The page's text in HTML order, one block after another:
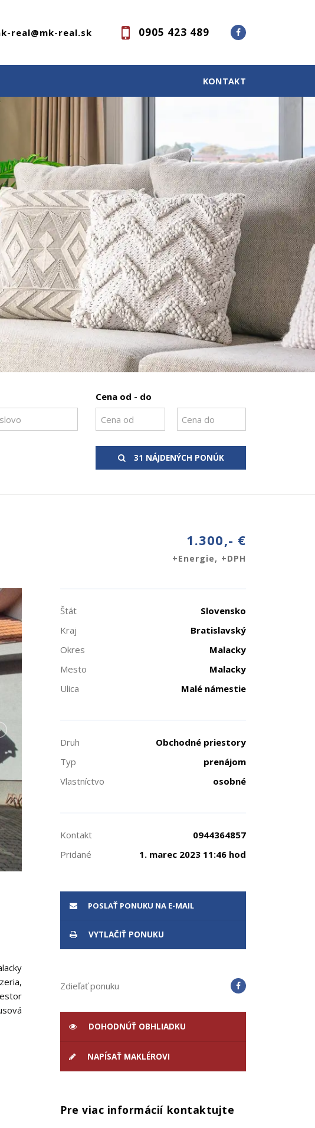
0905 423 489
real@mk-real.sk
KONTAKT
Cena od - do
31 NÁJDENÝCH PONÚK
1.300,- €
+Energie, +DPH
Štát
Slovensko
Kraj
Bratislavský
Okres
Malacky
Mesto
Malacky
Ulica
Malé námestie
Druh
Obchodné priestory
Typ
prenájom
Vlastníctvo
osobné
Kontakt
0944364857
Pridané
1. marec 2023 11:46 hod
POSLAŤ PONUKU NA E-MAIL
VYTLAČIŤ PONUKU
Zdieľať ponuku
DOHODNÚŤ OBHLIADKU
NAPÍSAŤ MAKLÉROVI
Pre viac informácií kontaktujte